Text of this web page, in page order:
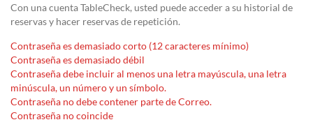
Con una cuenta TableCheck, usted puede acceder a su historial de
reservas y hacer reservas de repetición.
Contraseña es demasiado corto (12 caracteres mínimo)
Contraseña es demasiado débil
Contraseña debe incluir al menos una letra mayúscula, una letra
minúscula, un número y un símbolo.
Contraseña no debe contener parte de Correo.
Contraseña no coincide